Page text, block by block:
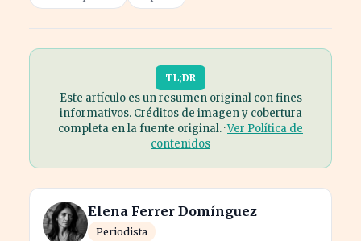
TL;DR
Este artículo es un resumen original con fines
informativos. Créditos de imagen y cobertura
completa en la fuente original. ·Ver Política de
contenidos
Elena Ferrer Domínguez
Periodista